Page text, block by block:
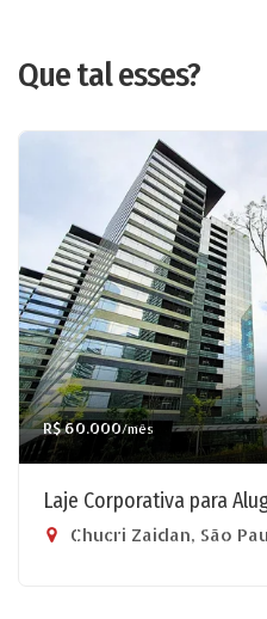
Que tal esses?
R$ 60.000/mês
Laje Corporativa para
Chucri Zaidan, São